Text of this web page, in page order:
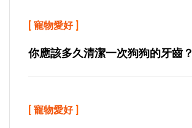
[ 寵物愛好]
你應該多久清潔一次狗狗的牙齒？
[ 寵物愛好]